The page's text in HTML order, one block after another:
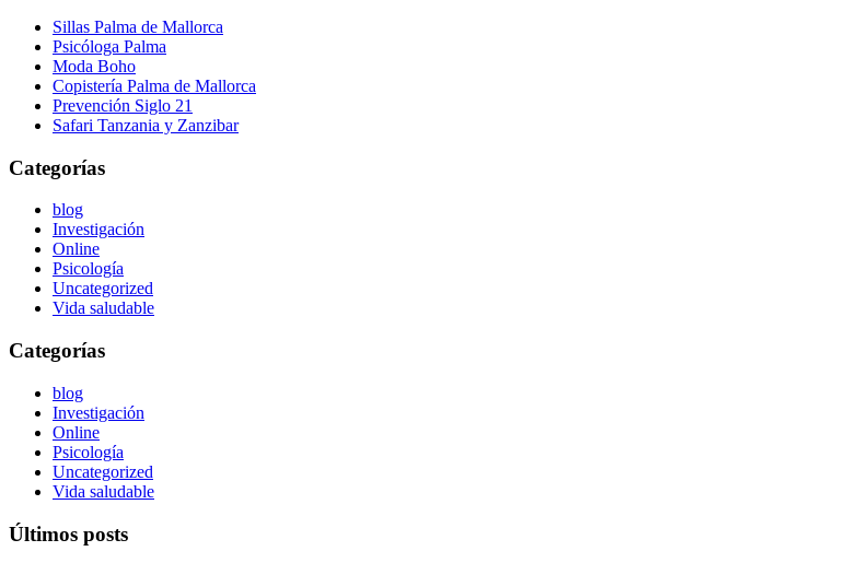
Sillas Palma de Mallorca
Psicóloga Palma
Moda Boho
Copistería Palma de Mallorca
Prevención Siglo 21
Safari Tanzania y Zanzibar
Categorías
blog
Investigación
Online
Psicología
Uncategorized
Vida saludable
Categorías
blog
Investigación
Online
Psicología
Uncategorized
Vida saludable
Últimos posts